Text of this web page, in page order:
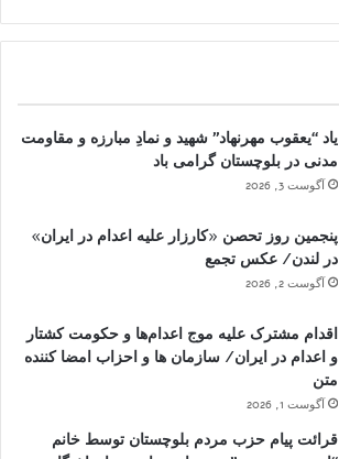
یاد “یعقوب مهرنهاد” شهید و نمادِ مبارزه و مقاومت
مدنی در بلوچستان گرامی باد
آگوست 3, 2026
پنجمین روز تحصن «کارزار علیه اعدام در ایران»
در لندن/ عکس تجمع
آگوست 2, 2026
اقدام مشترک علیه موج اعدام‌ها و حکومت کشتار
و اعدام در ایران/ سازمان ها و احزاب امضا کننده
متن
آگوست 1, 2026
قرائت پیام حزب مردم بلوچستان توسط خانم